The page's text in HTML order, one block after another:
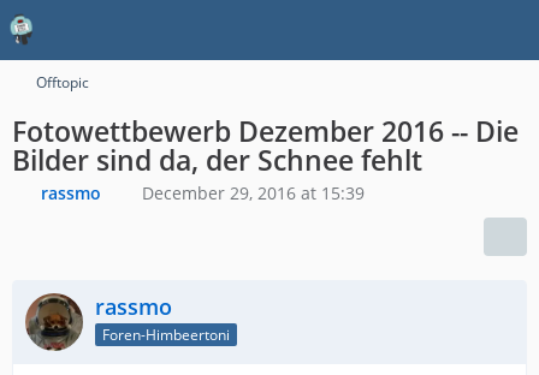
Offtopic
Fotowettbewerb Dezember 2016 -- Die
Bilder sind da, der Schnee fehlt
rassmo December 29, 2016 at 15:39
rassmo
Foren-Himbeertoni